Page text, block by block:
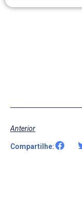
Anterior
Compartilhe: